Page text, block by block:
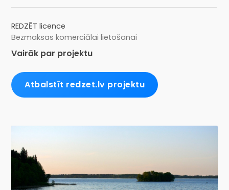
REDZĒT licence
Bezmaksas komerciālai lietošanai
Vairāk par projektu
Atbalstīt redzet.lv projektu